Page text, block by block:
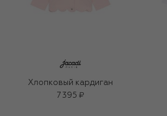
Хлопковый кардиган
7 395 ₽